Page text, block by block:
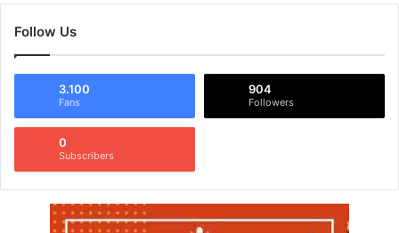
Follow Us
3.100
Fans
904
Followers
0
Subscribers